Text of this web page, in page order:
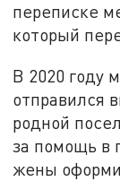
переписке
который
В 2020 году
отправился
родной
за помощь в
жены